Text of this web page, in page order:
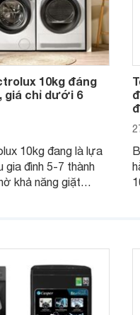
10kg đáng
giá chỉ dưới 6
10kg đang là lựa
gia đình 5-7 thành
khả năng giặt